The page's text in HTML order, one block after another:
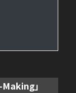
」